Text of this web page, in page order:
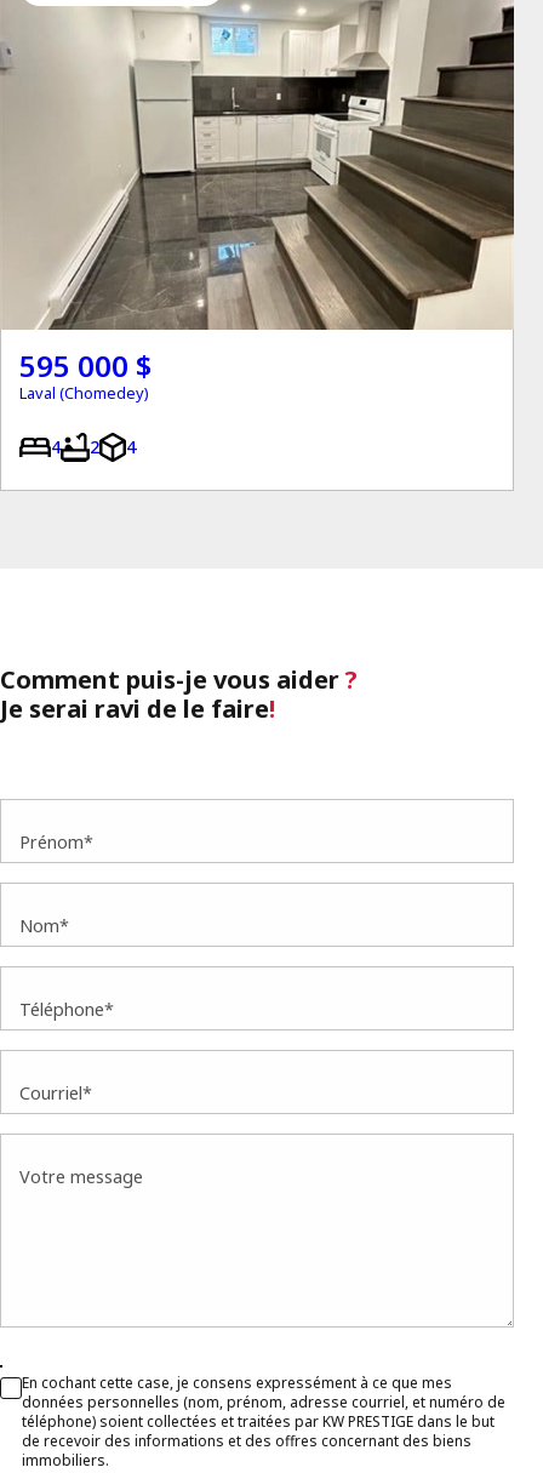
595 000 $
Laval (Chomedey)
4 2 4
Comment puis-je vous aider?
Je serai ravi de le faire!
Prénom*
Nom*
Téléphone*
Courriel*
Votre message
En cochant cette case, je consens expressément à ce que mes
données personnelles (nom, prénom, adresse courriel, et numéro de
téléphone) soient collectées et traitées par KW PRESTIGE dans le but
de recevoir des informations et des offres concernant des biens
immobiliers.